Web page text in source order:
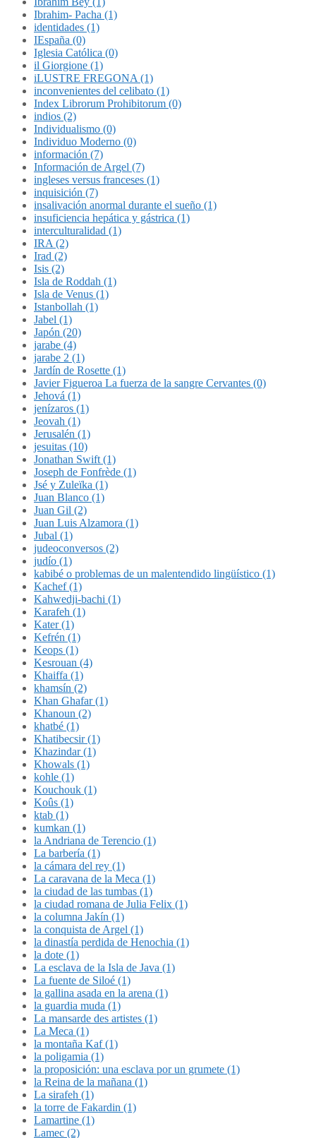
Ibrahim- Pacha (1)
identidades (1)
IEspaña (0)
Iglesia Católica (0)
il Giorgione (1)
iLUSTRE FREGONA (1)
inconvenientes del celibato (1)
Index Librorum Prohibitorum (0)
indios (2)
Individualismo (0)
Individuo Moderno (0)
información (7)
Información de Argel (7)
ingleses versus franceses (1)
inquisición (7)
insalivación anormal durante el sueño (1)
insuficiencia hepática y gástrica (1)
interculturalidad (1)
IRA (2)
Irad (2)
Isis (2)
Isla de Roddah (1)
Isla de Venus (1)
Istanbollah (1)
Jabel (1)
Japón (20)
jarabe (4)
jarabe 2 (1)
Jardín de Rosette (1)
Javier Figueroa La fuerza de la sangre Cervantes (0)
Jehová (1)
jenízaros (1)
Jeovah (1)
Jerusalén (1)
jesuitas (10)
Jonathan Swift (1)
Joseph de Fonfrède (1)
Jsé y Zuleïka (1)
Juan Blanco (1)
Juan Gil (2)
Juan Luis Alzamora (1)
Jubal (1)
judeoconversos (2)
judío (1)
kabibé o problemas de un malentendido lingüístico (1)
Kachef (1)
Kahwedji-bachi (1)
Karafeh (1)
Kater (1)
Kefrén (1)
Keops (1)
Kesrouan (4)
Khaiffa (1)
khamsín (2)
Khan Ghafar (1)
Khanoun (2)
khatbé (1)
Khatibecsir (1)
Khazindar (1)
Khowals (1)
kohle (1)
Kouchouk (1)
Koûs (1)
ktab (1)
kumkan (1)
la Andriana de Terencio (1)
La barbería (1)
la cámara del rey (1)
La caravana de la Meca (1)
la ciudad de las tumbas (1)
la ciudad romana de Julia Felix (1)
la columna Jakín (1)
la conquista de Argel (1)
la dinastía perdida de Henochia (1)
la dote (1)
La esclava de la Isla de Java (1)
La fuente de Siloé (1)
la gallina asada en la arena (1)
la guardia muda (1)
La mansarde des artistes (1)
La Meca (1)
la montaña Kaf (1)
la poligamia (1)
la proposición: una esclava por un grumete (1)
la Reina de la mañana (1)
La sirafeh (1)
la torre de Fakardin (1)
Lamartine (1)
Lamec (2)